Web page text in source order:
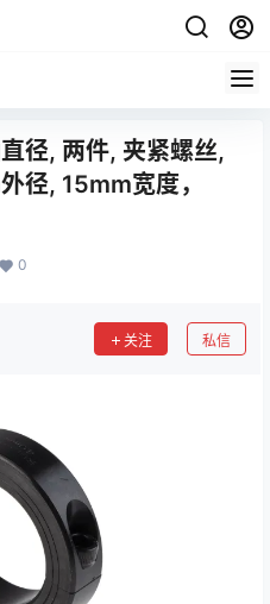
径, 两件, 夹紧螺丝,
径, 15mm宽度，
0
关注 私信